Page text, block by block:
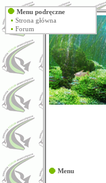
Menu
Menu podręczne
Strona główna
Forum